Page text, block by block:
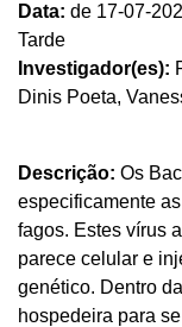
Data: de 17-07-
Tarde
Investigador(es):
Dinis Poeta,
Descrição: Os
especificamente
fagos. Estes vírus
parece celular e
genético. Dentro
hospedeira para